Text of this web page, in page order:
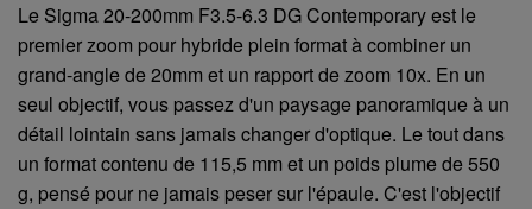
Le Sigma 20-200mm F3.5-6.3 DG Contemporary est le
premier zoom pour hybride plein format à combiner un
grand-angle de 20mm et un rapport de zoom 10x. En un
seul objectif, vous passez d'un paysage panoramique à un
détail lointain sans jamais changer d'optique. Le tout dans
un format contenu de 115,5 mm et un poids plume de 550
g, pensé pour ne jamais peser sur l'épaule. C'est l'objectif